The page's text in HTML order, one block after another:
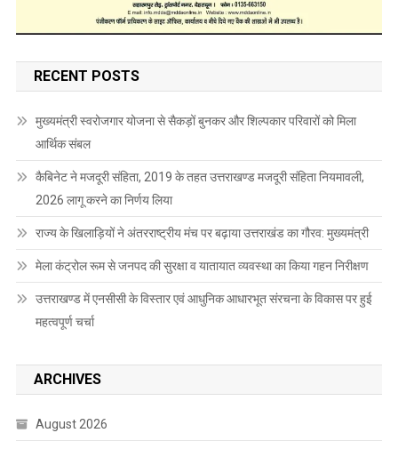
RECENT POSTS
मुख्यमंत्री स्वरोजगार योजना से सैकड़ों बुनकर और शिल्पकार परिवारों को मिला
आर्थिक संबल
कैबिनेट ने मजदूरी संहिता, 2019 के तहत उत्तराखण्ड मजदूरी संहिता नियमावली,
2026 लागू करने का निर्णय लिया
राज्य के खिलाड़ियों ने अंतरराष्ट्रीय मंच पर बढ़ाया उत्तराखंड का गौरव: मुख्यमंत्री
मेला कंट्रोल रूम से जनपद की सुरक्षा व यातायात व्यवस्था का किया गहन निरीक्षण
उत्तराखण्ड में एनसीसी के विस्तार एवं आधुनिक आधारभूत संरचना के विकास पर हुई
महत्वपूर्ण चर्चा
ARCHIVES
August 2026